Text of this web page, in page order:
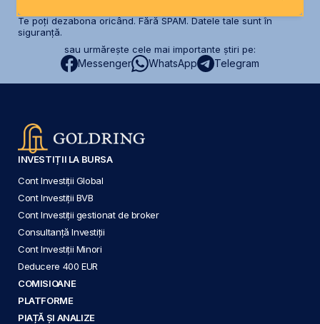
Te poți dezabona oricând. Fără SPAM. Datele tale sunt în
siguranță.
sau urmărește cele mai importante știri pe:
Messenger WhatsApp Telegram
INVESTIȚII LA BURSA
Cont Investiții Global
Cont Investiții BVB
Cont Investiții gestionat de broker
Consultanță Investiții
Cont Investiții Minori
Deducere 400 EUR
COMISIOANE
PLATFORME
PIAȚĂ ȘI ANALIZE